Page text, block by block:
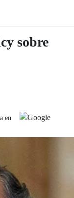
sobre
en